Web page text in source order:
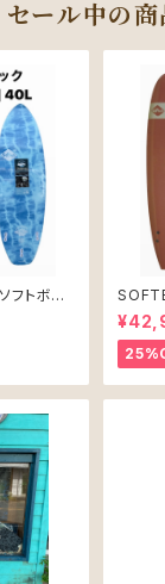
セール中の商
フトボー